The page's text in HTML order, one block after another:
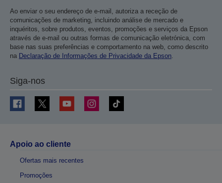
Ao enviar o seu endereço de e-mail, autoriza a receção de
comunicações de marketing, incluindo análise de mercado e
inquéritos, sobre produtos, eventos, promoções e serviços da Epson
através de e-mail ou outras formas de comunicação eletrónica, com
base nas suas preferências e comportamento na web, como descrito
na Declaração de Informações de Privacidade da Epson
Siga-nos
Apoio ao cliente
Ofertas mais recentes
Promoções